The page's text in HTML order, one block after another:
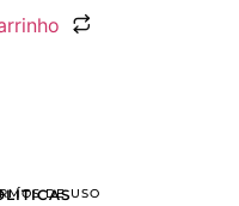
DE USO